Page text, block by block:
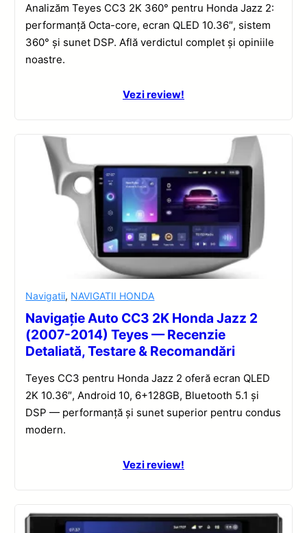
Analizăm Teyes CC3 2K 360° pentru Honda Jazz 2:
performanță Octa-core, ecran QLED 10.36″, sistem
360° și sunet DSP. Află verdictul complet și opiniile
noastre.
Vezi review!
Navigatii, NAVIGATII HONDA
Navigație Auto CC3 2K Honda Jazz 2
(2007-2014) Teyes — Recenzie
Detaliată, Testare & Recomandări
Teyes CC3 pentru Honda Jazz 2 oferă ecran QLED
2K 10.36″, Android 10, 6+128GB, Bluetooth 5.1 și
DSP — performanță și sunet superior pentru condus
modern.
Vezi review!